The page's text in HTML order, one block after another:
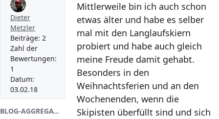
Dieter
Metzler
Beiträge: 2
Zahl der
Bewertungen:
1
Datum:
03.02.18
BLOG-AGGREGATOR
Mittlerweile bin ich auch schon
etwas älter und habe es selber
mal mit den Langlaufskiern
probiert und habe auch gleich
meine Freude damit gehabt.
Besonders in den
Weihnachtsferien und an den
Wochenenden, wenn die
Skipisten überfüllt sind und sich